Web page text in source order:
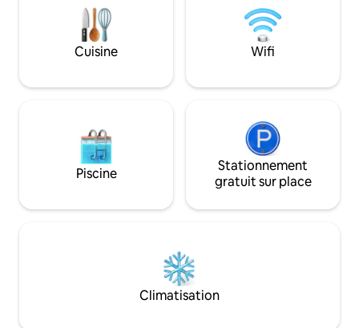
vue sur le lac depuis le porche d'entrée.
Profitez du canoë-kayak, du paddle, de
la pêche, de la randonnée et des feux de
joie. (Nous fournissons un canoë, un
cabane
confortable, un
bien d'autres commodités.
aujourd'hui et
Cuisine Wifi
Piscine
Stationnement
gratuit sur place
Climatisation